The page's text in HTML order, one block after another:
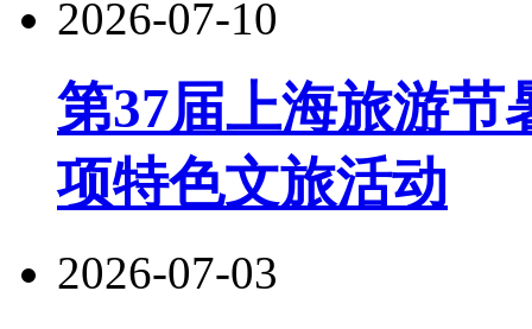
2026-07-10
第37届上海旅游节
项特色文旅活动
2026-07-03